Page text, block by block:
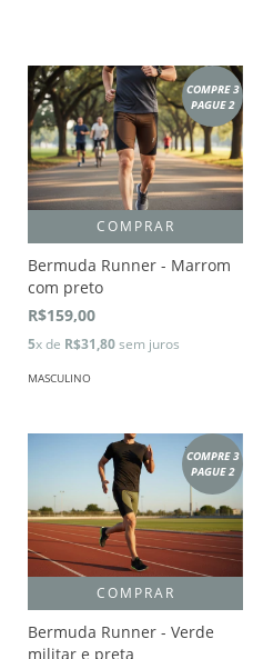
COMPRE 3
PAGUE 2
COMPRAR
Bermuda Runner - Marrom
com preto
R$159,00
5x de R$31,80sem juros
MASCULINO
COMPRE 3
PAGUE 2
COMPRAR
Bermuda Runner - Verde
militar e preta